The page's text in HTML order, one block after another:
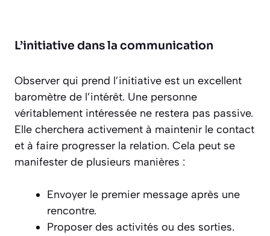
L’initiative dans la communication
Observer qui prend l’initiative est un excellent
baromètre de l’intérêt. Une personne
véritablement intéressée ne restera pas passive.
Elle cherchera activement à maintenir le contact
et à faire progresser la relation. Cela peut se
manifester de plusieurs manières :
Envoyer le premier message après une
rencontre.
Proposer des activités ou des sorties.